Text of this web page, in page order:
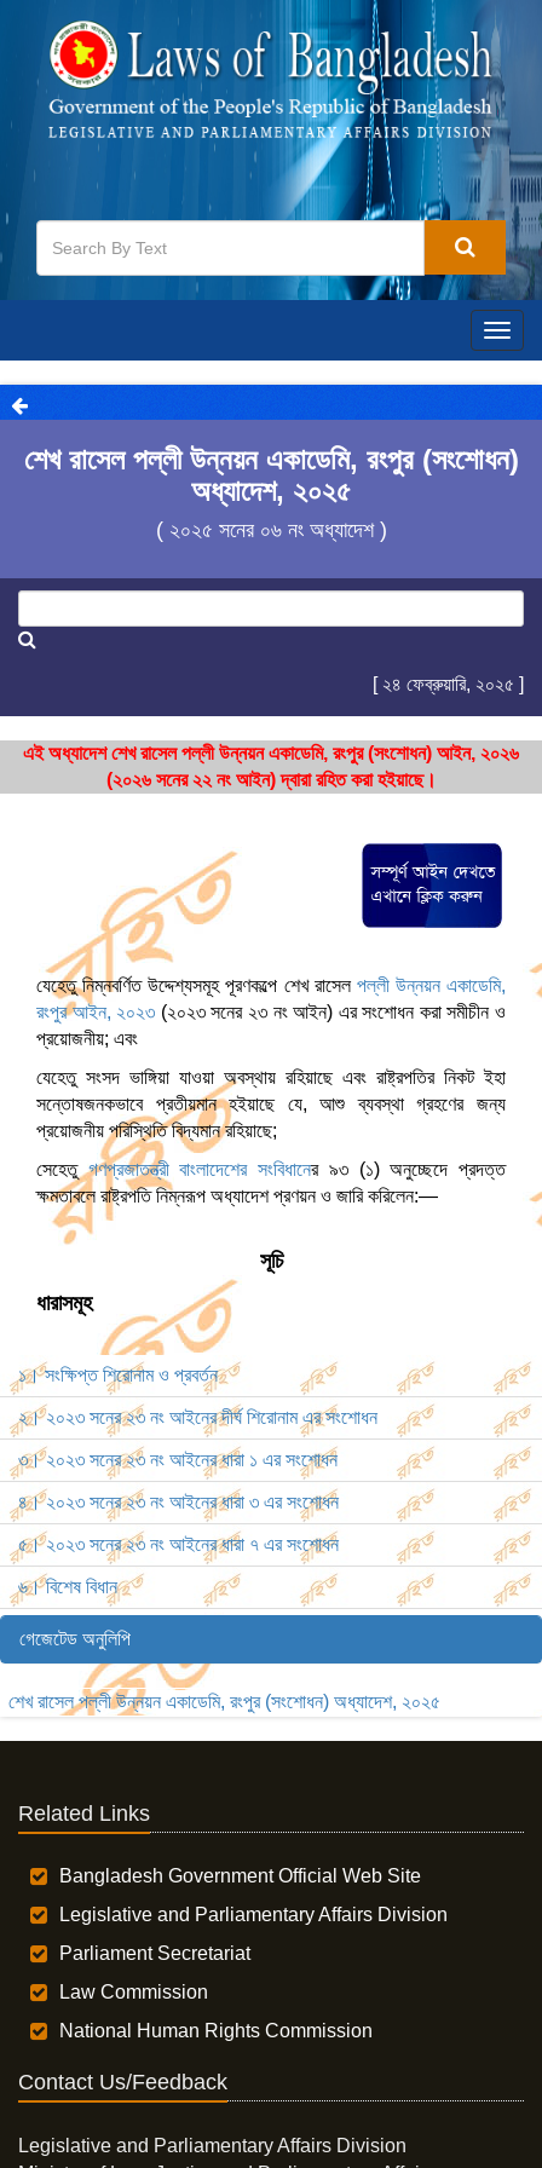
শেখ রাসেল পল্লী উন্নয়ন একাডেমি, রংপুর (সংশোধন)
অধ্যাদেশ, ২০২৫
( ২০২৫ সনের ০৬ নং অধ্যাদেশ )
[ ২৪ ফেব্রুয়ারি, ২০২৫ ]
এই অধ্যাদেশ শেখ রাসেল পল্লী উন্নয়ন একাডেমি, রংপুর (সংশোধন) আইন, ২০২৬
(২০২৬ সনের ২২ নং আইন) দ্বারা রহিত করা হইয়াছে।
যেহেতু নিম্নবর্ণিত উদ্দেশ্যসমূহ পূরণকল্পে শেখ রাসেল পল্লী উন্নয়ন একাডেমি,
রংপুর আইন, ২০২৩ (২০২৩ সনের ২৩ নং আইন) এর সংশোধন করা সমীচীন ও
প্রয়োজনীয়; এবং
যেহেতু সংসদ ভাঙ্গিয়া যাওয়া অবস্থায় রহিয়াছে এবং রাষ্ট্রপতির নিকট ইহা
সন্তোষজনকভাবে প্রতীয়মান হইয়াছে যে, আশু ব্যবস্থা গ্রহণের জন্য
প্রয়োজনীয় পরিস্থিতি বিদ্যমান রহিয়াছে;
সেহেতুগণপ্রজাতন্ত্রী বাংলাদেশের সংবিধানের ৯৩ (১) অনুচ্ছেদে প্রদত্ত
ক্ষমতাবলে রাষ্ট্রপতি নিম্নরূপ অধ্যাদেশ প্রণয়ন ও জারি করিলেন:—
সূচি
ধারাসমূহ
১। সংক্ষিপ্ত শিরোনাম ও প্রবর্তন
২। ২০২৩ সনের ২৩ নং আইনের দীর্ঘ শিরোনাম এর সংশোধন
৩। ২০২৩ সনের ২৩ নং আইনের ধারা ১ এর সংশোধন
৪। ২০২৩ সনের ২৩ নং আইনের ধারা ৩ এর সংশোধন
৫। ২০২৩ সনের ২৩ নং আইনের ধারা ৭ এর সংশোধন
৬। বিশেষ বিধান
গেজেটেড অনুলিপি
শেখ রাসেল পল্লী উন্নয়ন একাডেমি, রংপুর (সংশোধন) অধ্যাদেশ, ২০২৫
Related Links
Bangladesh Government Official Web Site
Legislative and Parliamentary Affairs Division
Parliament Secretariat
Law Commission
National Human Rights Commission
Contact Us/Feedback
Legislative and Parliamentary Affairs Division